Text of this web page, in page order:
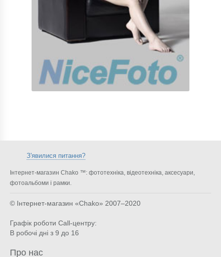
З'явилися питання?
Інтернет-магазин Chako ™: фототехніка, відеотехніка, аксесуари,
фотоальбоми і рамки.
© Інтернет-магазин «Chako» 2007–2020
Графік роботи Call-центру:
В робочі дні з 9 до 16
Про нас